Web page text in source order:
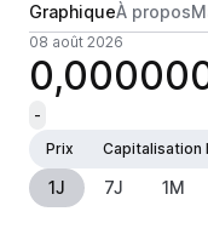
GraphiqueÀ propos
08 août 2026
-
Prix
Capitalisation
1J 7J 1M